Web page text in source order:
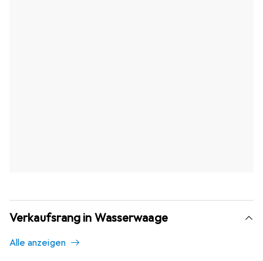
Verkaufsrang in Wasserwaage
Alle anzeigen